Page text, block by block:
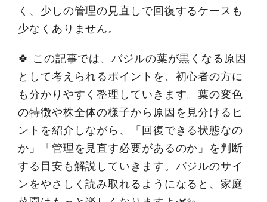
く、少しの管理の見直しで回復するケースも
少なくありません。
🍀 この記事では、バジルの葉が黒くなる原因
として考えられるポイントを、初心者の方に
も分かりやすく整理していきます。葉の変色
の特徴や株全体の様子から原因を見分けるヒ
ントを紹介しながら、「回復できる状態なの
か」「管理を見直す必要があるのか」を判断
する目安も解説していきます。バジルのサイ
ンをやさしく読み取れるようになると、家庭